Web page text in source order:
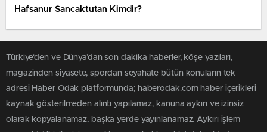
Hafsanur Sancaktutan Kimdir?
Türkiye'den ve Dünya’dan son dakika haberler, köşe yazıları,
magazinden siyasete, spordan seyahate bütün konuların tek
adresi Haber Odak platformunda; haberodak.com haber içerikleri
kaynak gösterilmeden alıntı yapılamaz, kanuna aykırı ve izinsiz
olarak kopyalanamaz, başka yerde yayınlanamaz. Aykırı işlem